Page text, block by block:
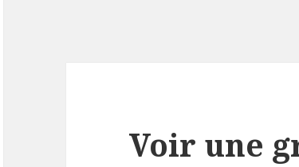
Voir une